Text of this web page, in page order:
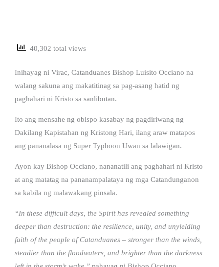
40,302 total views
Inihayag ni Virac, Catanduanes Bishop Luisito Occiano na
walang sakuna ang makatitinag sa pag-asang hatid ng
paghahari ni Kristo sa sanlibutan.
Ito ang mensahe ng obispo kasabay ng pagdiriwang ng
Dakilang Kapistahan ng Kristong Hari, ilang araw matapos
ang pananalasa ng Super Typhoon Uwan sa lalawigan.
Ayon kay Bishop Occiano, nananatili ang paghahari ni Kristo
at ang matatag na pananampalataya ng mga Catandunganon
sa kabila ng malawakang pinsala.
“In these difficult days, the Spirit has revealed something
deeper than destruction: the resilience, unity, and unyielding
faith of the people of Catanduanes – stronger than the winds,
steadier than the floodwaters, and brighter than the darkness